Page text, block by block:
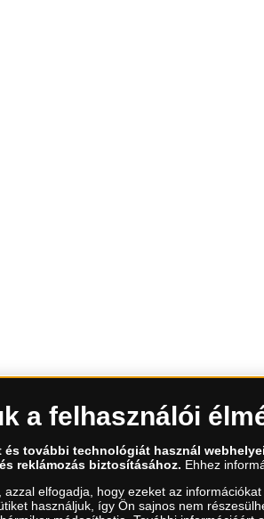
óra között, péntekenként 9.00 és 15.00 óra
a felhasználói
és további technológiát használ
reklámozás biztosításához. Ehhez
azzal elfogadja, hogy ezeket az
használjuk, így Ön sajnos nem